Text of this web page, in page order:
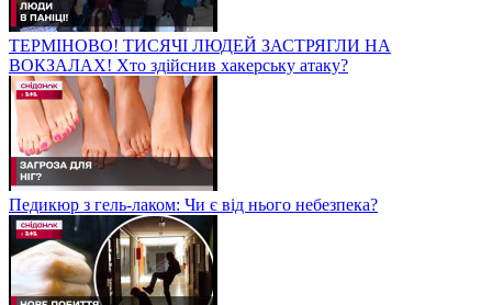
ТЕРМІНОВО! ТИСЯЧІ ЛЮДЕЙ ЗАСТРЯГЛИ НА
ВОКЗАЛАХ! Хто здійснив хакерську атаку?
Педикюр з гель-лаком: Чи є від нього небезпека?